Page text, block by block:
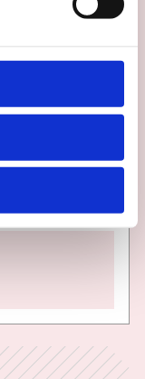
Utrecht
Rijnsweerd